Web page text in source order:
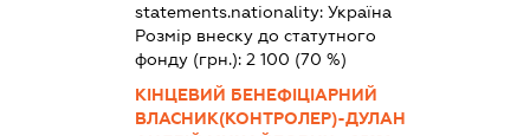
statements.nationality: Україна
Розмір внеску до статутного
фонду (грн.): 2 100 (70 %)
КІНЦЕВИЙ БЕНЕФІЦІАРНИЙ
ВЛАСНИК(КОНТРОЛЕР)-ДУЛАН